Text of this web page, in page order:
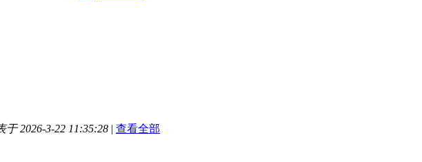
于 2026-3-22 11:35:28 | 查看全部